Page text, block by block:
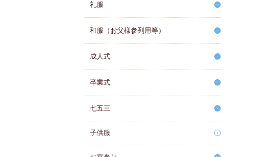
礼服
和服（お父様参列用等）
成人式
卒業式
七五三
子供服